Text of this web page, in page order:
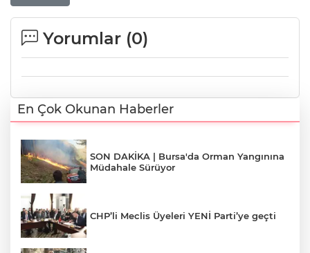
Yorumlar (0)
En Çok Okunan Haberler
SON DAKİKA | Bursa'da Orman Yangınına
Müdahale Sürüyor
CHP’li Meclis Üyeleri YENİ Parti’ye geçti